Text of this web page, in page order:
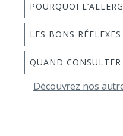
POURQUOI
LES BONS
QUAND CONSULTER
Découvrez nos